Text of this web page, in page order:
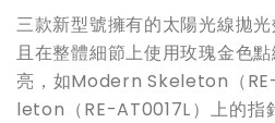
三款新型號擁有的太陽光線拋
且在整體細節上使用玫瑰金色
亮，如Modern Skeleton（
leton（RE-AT0017L）上的指